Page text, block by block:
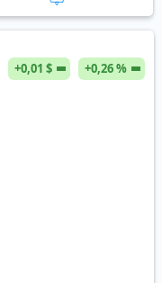
+0,01 $
+0,26 %